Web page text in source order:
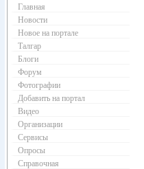
Главная
Новости
Новое на портале
Талгар
Блоги
Форум
Фотографии
Добавить на портал
Видео
Организации
Сервисы
Опросы
Справочная